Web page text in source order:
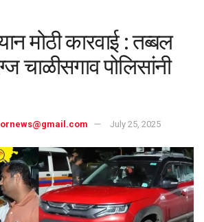
मोठी कारवाई : तब्बल
चाळीसगाव पोलिसांनी
July 25, 2025